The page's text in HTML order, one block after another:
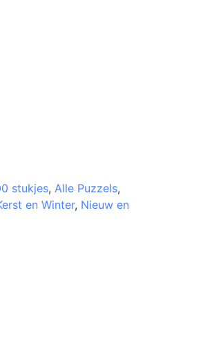
stukjes, Alle Puzzels,
en Winter, Nieuw en